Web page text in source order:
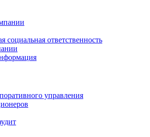
социальная ответственность
управления